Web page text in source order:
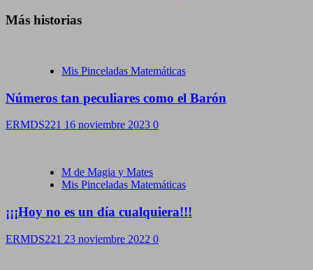
Más historias
Mis Pinceladas Matemáticas
Números tan peculiares como el Barón
ERMDS221 16 noviembre 2023 0
M de Magia y Mates
Mis Pinceladas Matemáticas
¡¡¡Hoy no es un día cualquiera!!!
ERMDS221 23 noviembre 2022 0